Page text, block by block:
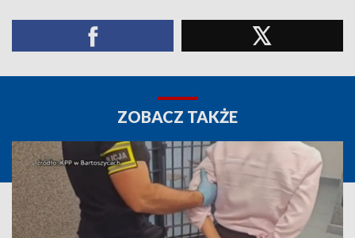
ZOBACZ TAKŻE